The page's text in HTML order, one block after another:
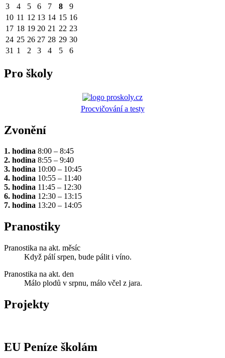
3
4 5 6 7 8
9
10 11 12 13 14 15 16
17 18 19 20 21 22 23
24 25 26 27 28 29 30
31 1 2 3 4 5 6
Pro školy
Procvičování a testy
Zvonění
1. hodina 8:00 – 8:45
2. hodina 8:55 – 9:40
3. hodina 10:00 – 10:45
4. hodina 10:55 – 11:40
5. hodina 11:45 – 12:30
6. hodina 12:30 – 13:15
7. hodina 13:20 – 14:05
Pranostiky
Pranostika na akt. měsíc
Když pálí srpen, bude pálit i víno.
Pranostika na akt. den
Málo plodů v srpnu, málo včel z jara.
Projekty
EU Peníze školám